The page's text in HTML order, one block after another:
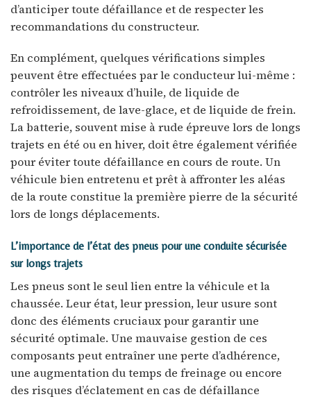
d’anticiper toute défaillance et de respecter les
recommandations du constructeur.
En complément, quelques vérifications simples
peuvent être effectuées par le conducteur lui-même :
contrôler les niveaux d’huile, de liquide de
refroidissement, de lave-glace, et de liquide de frein.
La batterie, souvent mise à rude épreuve lors de longs
trajets en été ou en hiver, doit être également vérifiée
pour éviter toute défaillance en cours de route. Un
véhicule bien entretenu et prêt à affronter les aléas
de la route constitue la première pierre de la sécurité
lors de longs déplacements.
L’importance de l’état des pneus pour une conduite sécurisée
sur longs trajets
Les pneus sont le seul lien entre la véhicule et la
chaussée. Leur état, leur pression, leur usure sont
donc des éléments cruciaux pour garantir une
sécurité optimale. Une mauvaise gestion de ces
composants peut entraîner une perte d’adhérence,
une augmentation du temps de freinage ou encore
des risques d’éclatement en cas de défaillance